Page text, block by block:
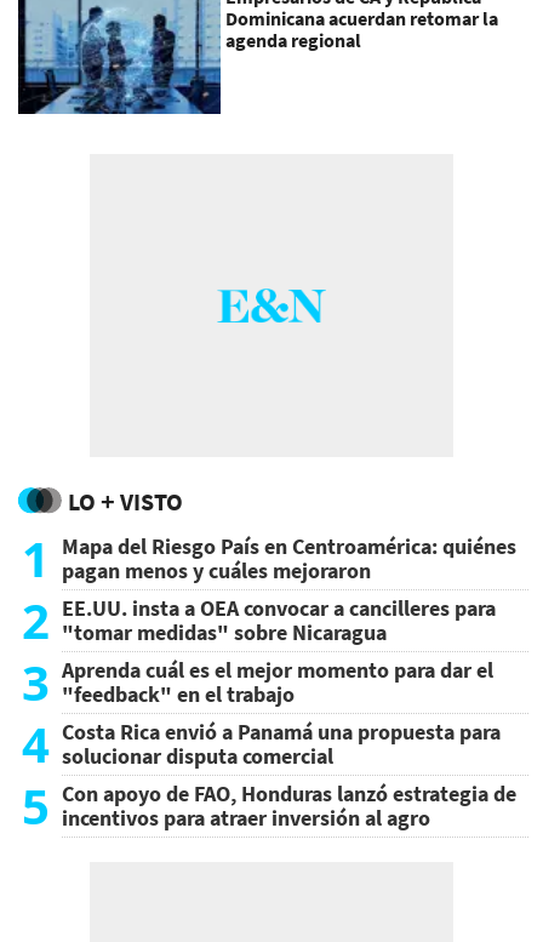
Dominicana acuerdan retomar la
agenda regional
LO + VISTO
1
Mapa del Riesgo País en Centroamérica: quiénes
pagan menos y cuáles mejoraron
2 EE.UU. insta a OEA convocar a cancilleres para
"tomar medidas" sobre Nicaragua
3 Aprenda cuál es el mejor momento para dar el
"feedback" en el trabajo
4 Costa Rica envió a Panamá una propuesta para
solucionar disputa comercial
5 Con apoyo de FAO, Honduras lanzó estrategia de
incentivos para atraer inversión al agro